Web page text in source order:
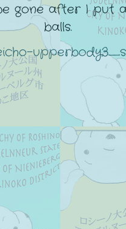
gone after I put
balls.